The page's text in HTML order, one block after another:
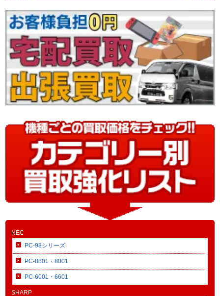
NEC
PC-98シリーズ
PC-8801・8001
PC-6001・6601
SHARP